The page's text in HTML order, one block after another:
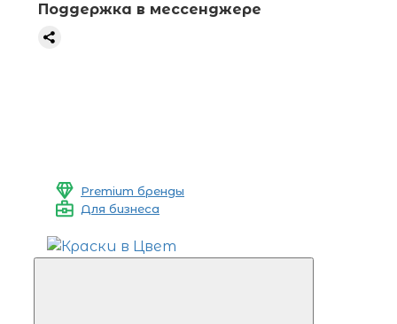
Поддержка в мессенджере
Premium бренды
Для бизнеса